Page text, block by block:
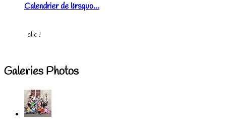
Calendrier de l&rsquo...
clic !
Galeries Photos